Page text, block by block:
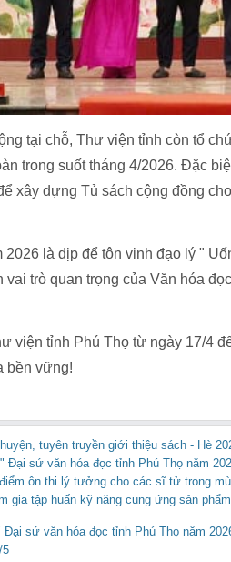
tại chỗ, Thư viện tỉnh còn tổ
trong suốt tháng 4/2026. Đặc
xây dựng Tủ sách cộng đồng
2026 là dịp để tôn vinh đạo lý "
trò quan trọng của Văn hóa
viện tỉnh Phú Thọ từ ngày 17/4
bền vững!
tuyên truyền giới thiệu sách - Hè
Đại sứ văn hóa đọc tỉnh Phú Thọ năm
ôn thi lý tưởng cho các sĩ tử trong
gia tập huấn kỹ năng cung ứng sản
sứ văn hóa đọc tỉnh Phú Thọ năm
5